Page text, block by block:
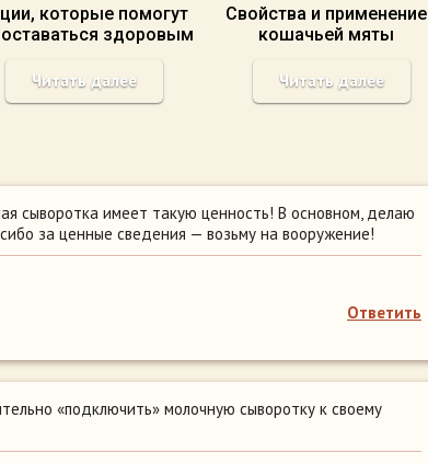
которые помогут
здоровым
Читать далее
Свойства и применение
кошачьей мяты
Читать далее
сыворотка имеет такую ценность! В основном, делаю
за ценные сведения — возьму на вооружение!
Ответить
«подключить» молочную сыворотку к своему